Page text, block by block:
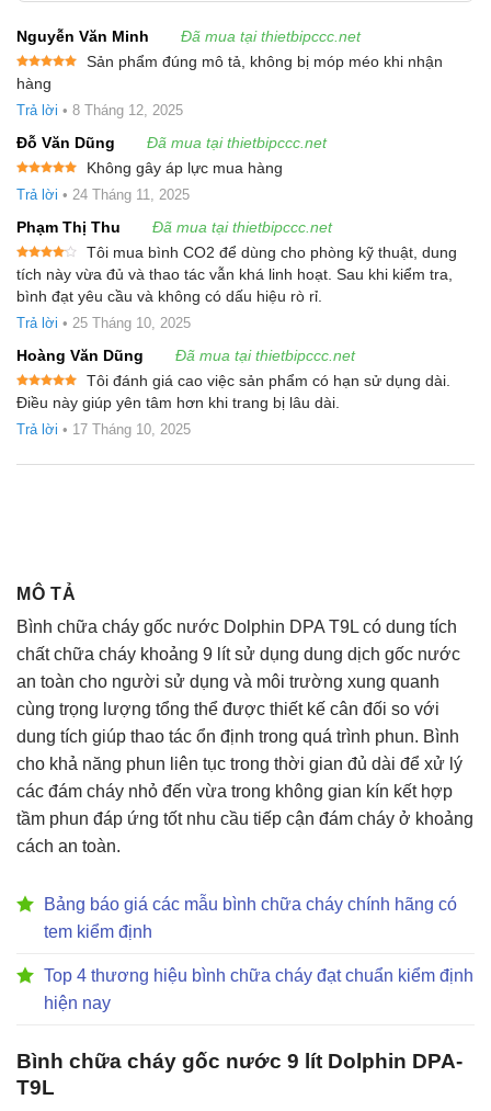
Nguyễn Văn Minh Đã mua tại thietbipccc.net
Được xếp
hạng5
sao
Sản phẩm đúng mô tả, không bị móp méo khi nhận
hàng
Trả lời • 8 Tháng 12, 2025
Đỗ Văn Dũng Đã mua tại thietbipccc.net
hạng55
Không gây áp lực mua hàng
Trả lời • 24 Tháng 11, 2025
Phạm Thị Thu Đã mua tại thietbipccc.net
Được
xếp
hạng 4
Tôi mua bình CO2 để dùng cho phòng kỹ thuật, dung
tích này vừa đủ và thao tác vẫn khá linh hoạt. Sau khi kiểm tra,
bình đạt yêu cầu và không có dấu hiệu rò rỉ.
Trả lời • 25 Tháng 10, 2025
Hoàng Văn Dũng Đã mua tại thietbipccc.net
Được xếp
hạng 55
sao
Tôi đánh giá cao việc sản phẩm có hạn sử dụng dài.
Điều này giúp yên tâm hơn khi trang bị lâu dài.
Trả lời • 17 Tháng 10, 2025
MÔ TẢ
Bình chữa cháy gốc nước Dolphin DPA T9L có dung tích
chất chữa cháy khoảng 9 lít sử dụng dung dịch gốc nước
an toàn cho người sử dụng và môi trường xung quanh
cùng trọng lượng tổng thể được thiết kế cân đối so với
dung tích giúp thao tác ổn định trong quá trình phun. Bình
cho khả năng phun liên tục trong thời gian đủ dài để xử lý
các đám cháy nhỏ đến vừa trong không gian kín kết hợp
tầm phun đáp ứng tốt nhu cầu tiếp cận đám cháy ở khoảng
cách an toàn.
Bảng báo giá các mẫu bình chữa cháy chính hãng có
tem kiểm định
Top 4 thương hiệu bình chữa cháy đạt chuẩn kiểm định
hiện nay
Bình chữa cháy gốc nước 9 lít Dolphin DPA-
T9L